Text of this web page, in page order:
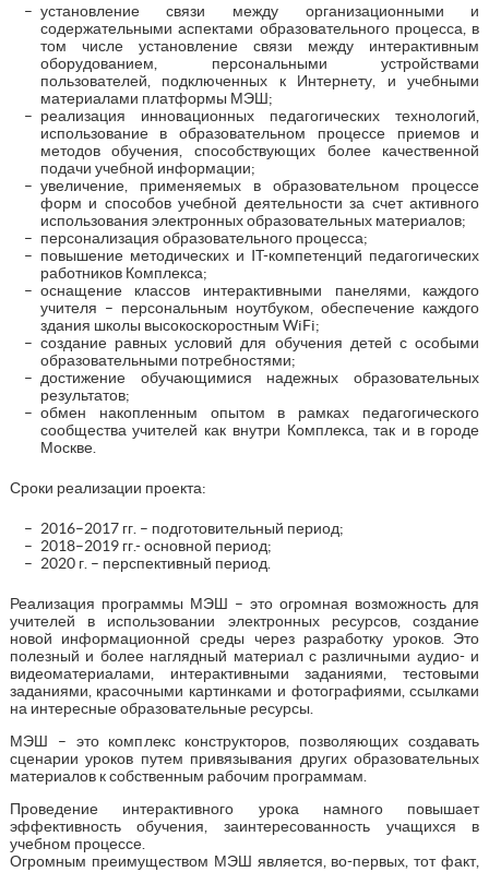
установление связи между организационными и
содержательными аспектами образовательного процесса, в
том числе установление связи между интерактивным
оборудованием, персональными устройствами
пользователей, подключенных к Интернету, и учебными
материалами платформы МЭШ;
реализация инновационных педагогических технологий,
использование в образовательном процессе приемов и
методов обучения, способствующих более качественной
подачи учебной информации;
увеличение, применяемых в образовательном процессе
форм и способов учебной деятельности за счет активного
использования электронных образовательных материалов;
персонализация образовательного процесса;
повышение методических и IT-компетенций педагогических
работников Комплекса;
оснащение классов интерактивными панелями, каждого
учителя – персональным ноутбуком, обеспечение каждого
здания школы высокоскоростным WiFi;
создание равных условий для обучения детей с особыми
образовательными потребностями;
достижение обучающимися надежных образовательных
результатов;
обмен накопленным опытом в рамках педагогического
сообщества учителей как внутри Комплекса, так и в городе
Москве.
Сроки реализации проекта:
2016–2017 гг. – подготовительный период;
2018–2019 гг.- основной период;
2020 г. – перспективный период.
Реализация программы МЭШ – это огромная возможность для
учителей в использовании электронных ресурсов, создание
новой информационной среды через разработку уроков. Это
полезный и более наглядный материал с различными аудио- и
видеоматериалами, интерактивными заданиями, тестовыми
заданиями, красочными картинками и фотографиями, ссылками
на интересные образовательные ресурсы.
МЭШ – это комплекс конструкторов, позволяющих создавать
сценарии уроков путем привязывания других образовательных
материалов к собственным рабочим программам.
Проведение интерактивного урока намного повышает
эффективность обучения, заинтересованность учащихся в
учебном процессе.
Огромным преимуществом МЭШ является, во-первых, тот факт,